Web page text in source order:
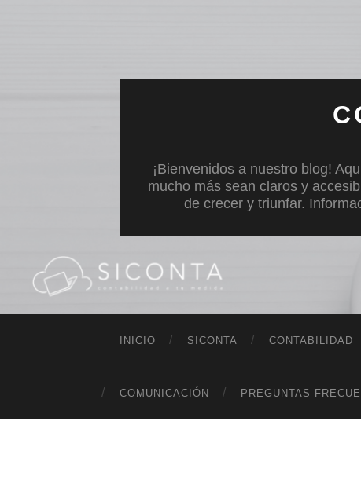
¡Bienvenidos a nuestro blog!
mucho más sean claros y
de crecer y triunfar.
INICIO SICONTA CONTABILIDAD
COMUNICACIÓN PREGUNTAS